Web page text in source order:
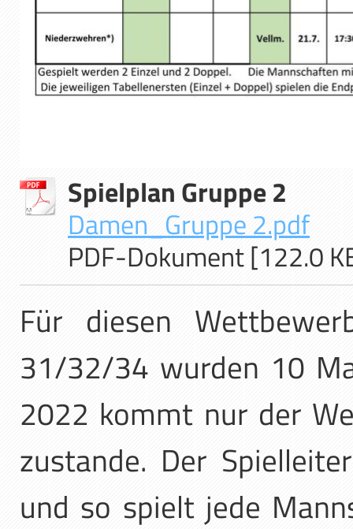
Spielplan Gruppe 2
Damen_Gruppe 2.pdf
PDF-Dokument [122.0
Für diesen
31/32/34 wurden 10
2022 kommt nur der
zustande. Der
und so spielt jede